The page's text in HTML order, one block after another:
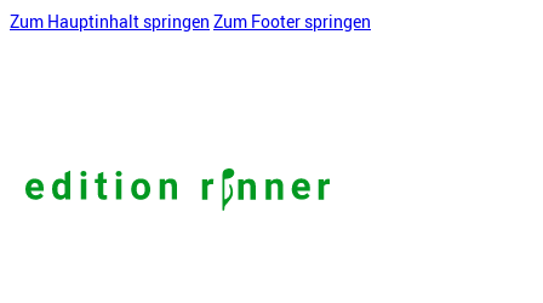
Zum Hauptinhalt springen Zum Footer springen